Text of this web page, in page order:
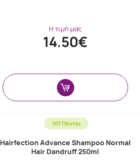
Η τιμή μας
14.50€
107 Πόντοι
Hairfection Advance Shampoo Normal
Hair Dandruff 250ml